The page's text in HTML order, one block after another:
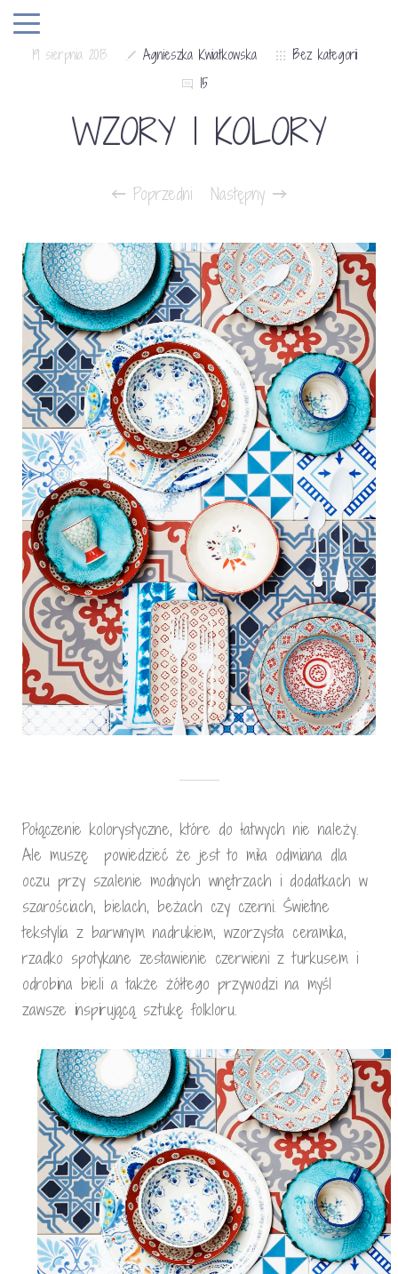
19 sierpnia 2013 Agnieszka Kwiatkowska
Bez kategorii
15
WZORY I KOLORY
Poprzedni Następny
Połączenie kolorystyczne, które do łatwych nie należy.
Ale muszę powiedzieć że jest to miła odmiana dla
oczu przy szalenie modnych wnętrzach i dodatkach w
szarościach, bielach, beżach czy czerni. Świetne
tekstylia z barwnym nadrukiem, wzorzysta ceramika,
rzadko spotykane zestawienie czerwieni z turkusem i
odrobina bieli a także żółtego przywodzi na myśl
zawsze inspirującą sztukę folkloru.